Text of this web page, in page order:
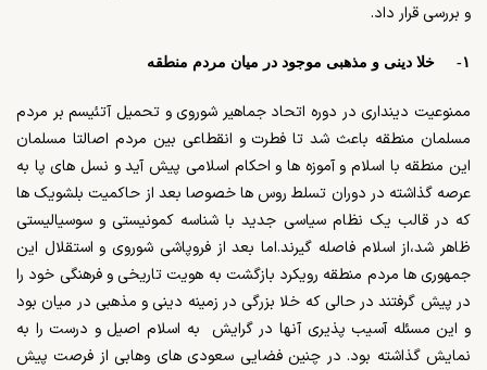
و بررسی قرار داد.
۱- خلا دینی و مذهبی موجود در میان مردم منطقه
ممنوعیت دینداری در دوره اتحاد جماهیر شوروی و تحمیل آتئیسم بر مردم
مسلمان منطقه باعث شد تا فطرت و انقطاعی بین مردم اصالتا مسلمان
این منطقه با اسلام و آموزه ها و احکام اسلامی پیش آید و نسل های پا به
عرصه گذاشته در دوران تسلط روس ها خصوصا بعد از حاکمیت بلشویک ها
که در قالب یک نظام سیاسی جدید با شناسه کمونیستی و سوسیالیستی
ظاهر شد،از اسلام فاصله گیرند.اما بعد از فروپاشی شوروی و استقلال این
جمهوری ها مردم منطقه رویکرد بازگشت به هویت تاریخی و فرهنگی خود را
در پیش گرفتند در حالی که خلا بزرگی در زمینه دینی و مذهبی در میان بود
و این مسئله آسیب پذیری آنها در گرایش به اسلام اصیل و درست را به
نمایش گذاشته بود. در چنین فضایی سعودی های وهابی از فرصت پیش